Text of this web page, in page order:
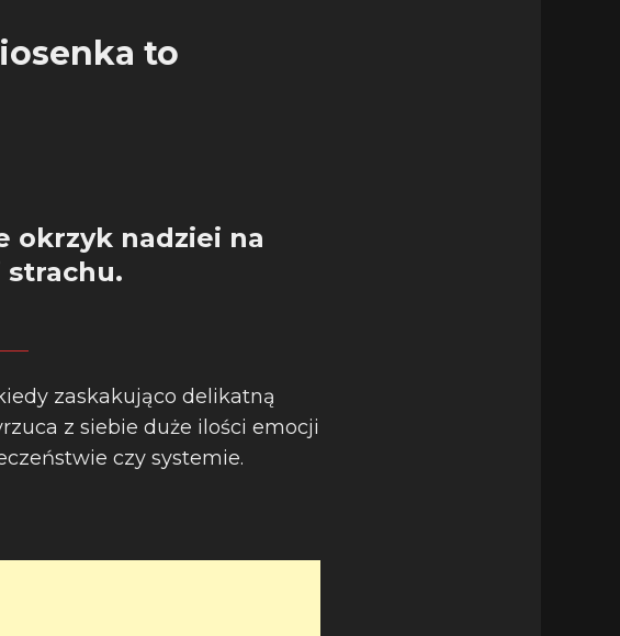
to
okrzyk nadziei na
strachu.
zaskakująco delikatną
z siebie duże ilości emocji
czy systemie.